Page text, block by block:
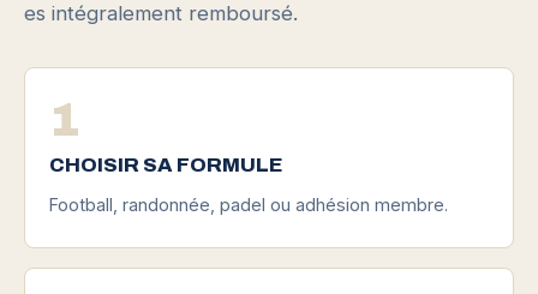
es intégralement remboursé.
1
CHOISIR SA FORMULE
Football, randonnée, padel ou adhésion membre.